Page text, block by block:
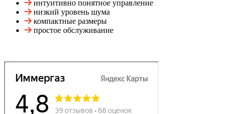
интуитивно понятное управление
низкий уровень шума
компактные размеры
простое обслуживание